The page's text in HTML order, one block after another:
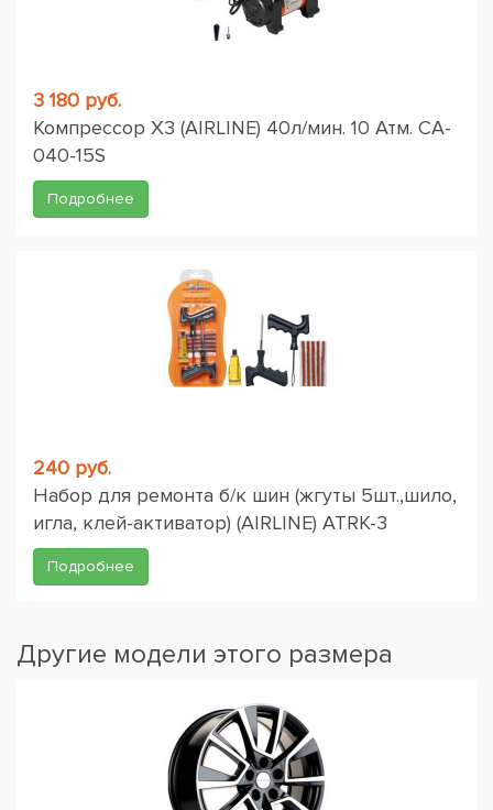
3 180 руб.
Компрессор X3 (AIRLINE) 40л/мин. 10 Атм. CA-
040-15S
Подробнее
240 руб.
Набор для ремонта б/к шин (жгуты 5шт.,шило,
игла, клей-активатор) (AIRLINE) ATRK-3
Подробнее
Другие модели этого размера